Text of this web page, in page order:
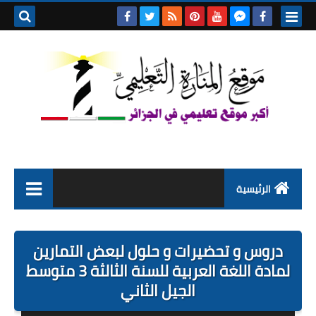
الرئيسية
التربية التحضيرية
السنة الاولى ابتدائي
دروس و تحضيرات و حلول لبعض التمارين
لمادة اللغة العربية للسنة الثالثة 3 متوسط
الجيل الثاني